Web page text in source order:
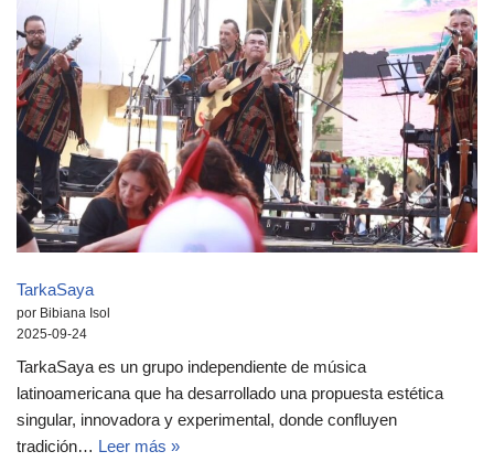
TarkaSaya
por Bibiana Isol
2025-09-24
TarkaSaya es un grupo independiente de música
latinoamericana que ha desarrollado una propuesta estética
singular, innovadora y experimental, donde confluyen
tradición… Leer más »